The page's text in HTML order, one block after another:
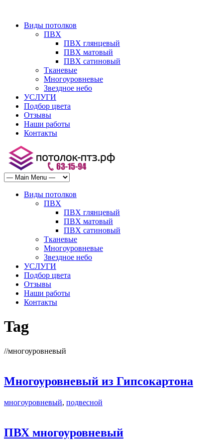
Виды потолков
ПВХ
ПВХ глянцевый
ПВХ матовый
ПВХ сатиновый
Тканевые
Многоуровневые
Звездное небо
УСЛУГИ
Подбор цвета
Отзывы
Наши работы
Контакты
Виды потолков
ПВХ
ПВХ глянцевый
ПВХ матовый
ПВХ сатиновый
Тканевые
Многоуровневые
Звездное небо
УСЛУГИ
Подбор цвета
Отзывы
Наши работы
Контакты
Tag
//многоуровневый
Многоуровневый из Гипсокартона
многоуровневый, подвесной
ПВХ многоуровневый